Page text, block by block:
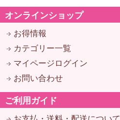
オンラインショップ
お得情報
カテゴリー一覧
マイページログイン
お問い合わせ
ご利用ガイド